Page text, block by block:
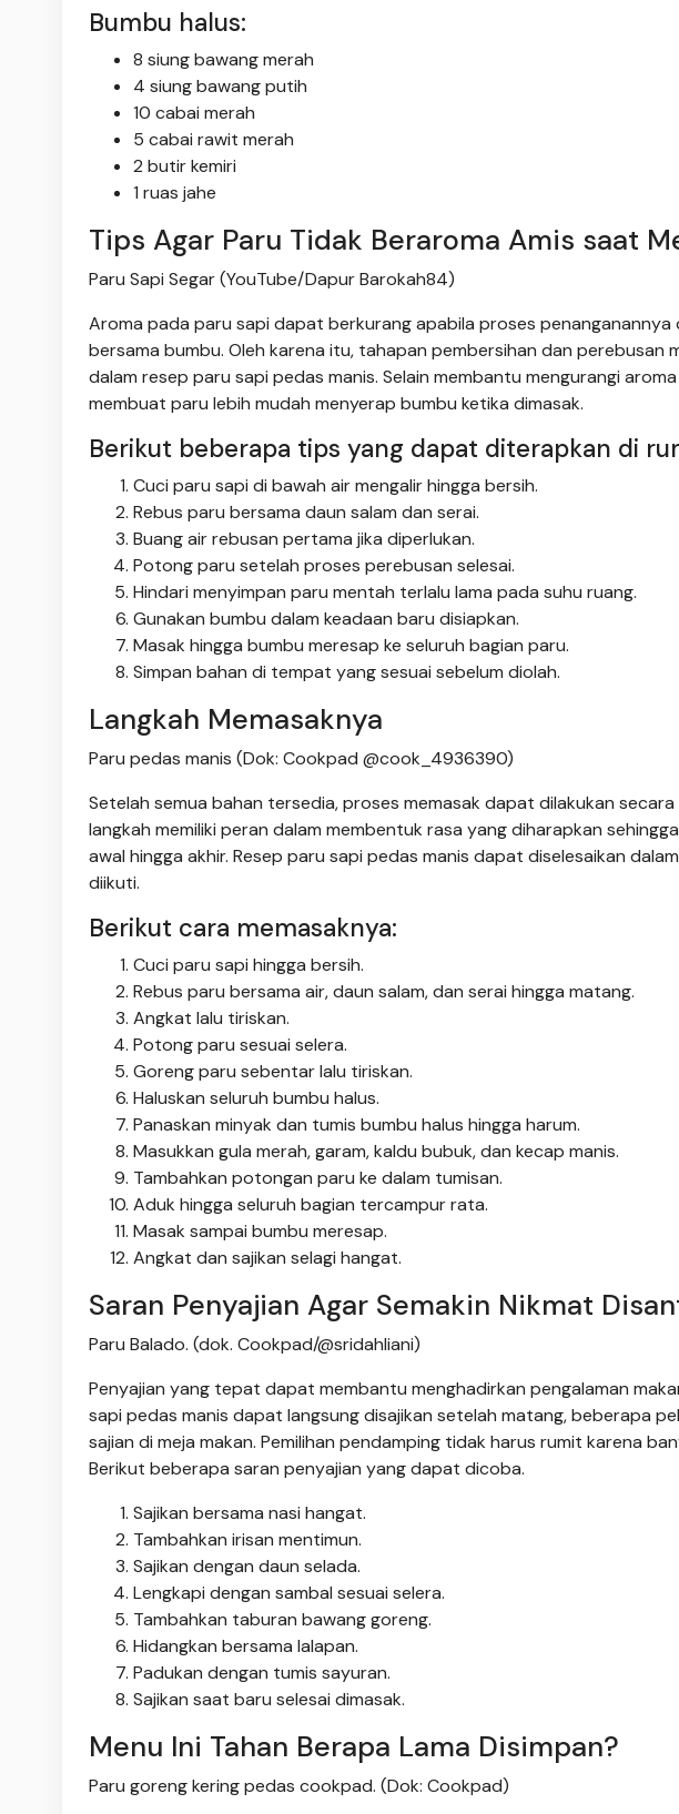
Bumbu halus:
8 siung bawang merah
4 siung bawang putih
10 cabai merah
5 cabai rawit merah
2 butir kemiri
1 ruas jahe
Tips Agar Paru Tidak Beraroma Amis saat
Paru Sapi Segar (YouTube/Dapur Barokah84)
Aroma pada paru sapi dapat berkurang apabila proses penanganannya
bersama bumbu. Oleh karena itu, tahapan pembersihan dan perebusan
dalam resep paru sapi pedas manis. Selain membantu mengurangi
membuat paru lebih mudah menyerap bumbu ketika dimasak.
Berikut beberapa tips yang dapat diterapkan di
Cuci paru sapi di bawah air mengalir hingga bersih.
Rebus paru bersama daun salam dan serai.
Buang air rebusan pertama jika diperlukan.
Potong paru setelah proses perebusan selesai.
Hindari menyimpan paru mentah terlalu lama pada suhu ruang.
Gunakan bumbu dalam keadaan baru disiapkan.
Masak hingga bumbu meresap ke seluruh bagian paru.
Simpan bahan di tempat yang sesuai sebelum diolah.
Langkah Memasaknya
Paru pedas manis (Dok: Cookpad @cook_4936390)
Setelah semua bahan tersedia, proses memasak dapat dilakukan
langkah memiliki peran dalam membentuk rasa yang diharapkan
awal hingga akhir. Resep paru sapi pedas manis dapat diselesaikan
diikuti.
Berikut cara memasaknya:
Cuci paru sapi hingga bersih.
Rebus paru bersama air, daun salam, dan serai hingga matang.
Angkat lalu tiriskan.
Potong paru sesuai selera.
Goreng paru sebentar lalu tiriskan.
Haluskan seluruh bumbu halus.
Panaskan minyak dan tumis bumbu halus hingga harum.
Masukkan gula merah, garam, kaldu bubuk, dan kecap manis.
Tambahkan potongan paru ke dalam tumisan.
Aduk hingga seluruh bagian tercampur rata.
Masak sampai bumbu meresap.
Angkat dan sajikan selagi hangat.
Saran Penyajian Agar Semakin Nikmat
Paru Balado. (dok. Cookpad/@sridahliani)
Penyajian yang tepat dapat membantu menghadirkan pengalaman
sapi pedas manis dapat langsung disajikan setelah matang, beberapa
sajian di meja makan. Pemilihan pendamping tidak harus rumit karena
Berikut beberapa saran penyajian yang dapat dicoba.
Sajikan bersama nasi hangat.
Tambahkan irisan mentimun.
Sajikan dengan daun selada.
Lengkapi dengan sambal sesuai selera.
Tambahkan taburan bawang goreng.
Hidangkan bersama lalapan.
Padukan dengan tumis sayuran.
Sajikan saat baru selesai dimasak.
Menu Ini Tahan Berapa Lama Disimpan?
Paru goreng kering pedas cookpad. (Dok: Cookpad)